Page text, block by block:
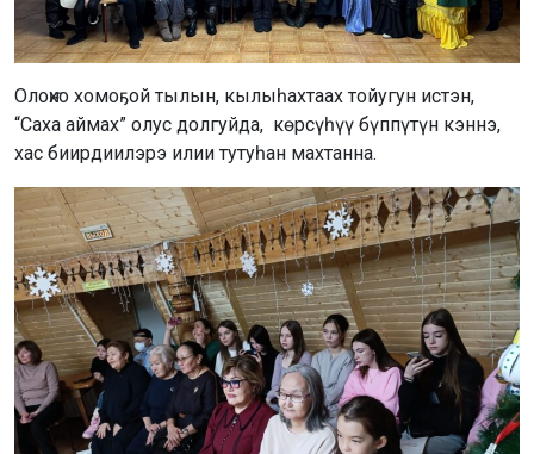
Олоҥхо хомоҕой тылын, кылыһахтаах тойугун истэн,
“Саха аймах” олус долгуйда, көрсүһүү бүппүтүн кэннэ,
хас биирдиилэрэ илии тутуһан махтанна.